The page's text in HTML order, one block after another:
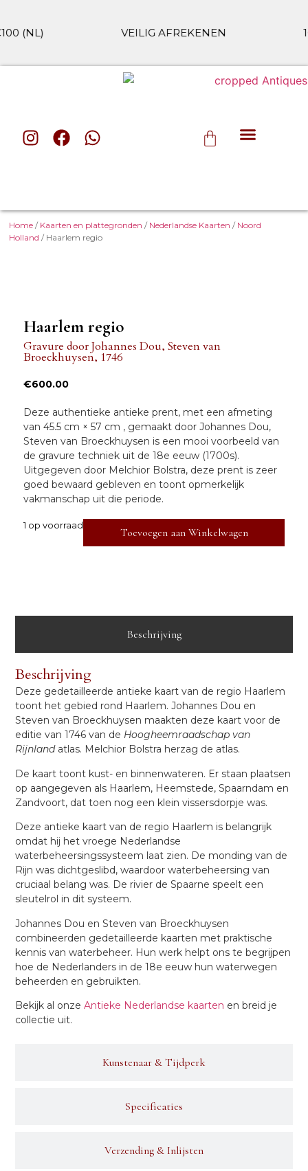
(NL) VEILIG AFREKENEN
Home / Kaarten en plattegronden / Nederlandse Kaarten / Noord
Holland / Haarlem regio
Haarlem regio
GravuredoorJohannes Dou, Steven van
Broeckhuysen, 1746
€600.00
Deze authentieke antieke prent, met een afmeting
van45.5 cm × 57 cm , gemaakt doorJohannes Dou,
Steven van Broeckhuysen is een mooi voorbeeld van
de gravure techniek uit de18e eeuw (1700s).
Uitgegeven door Melchior Bolstra, deze prent is zeer
goed bewaard gebleven en toont opmerkelijk
vakmanschap uit die periode.
1 op voorraad
Toevoegen aan Winkelwagen
Beschrijving
Kunstenaar & Tijdperk
Specificaties
Verzending & Inlijsten
Beschrijving
Deze gedetailleerde antieke kaart van de regio Haarlem
toont het gebied rond Haarlem. Johannes Dou en
Steven van Broeckhuysen maakten deze kaart voor de
editie van 1746 van de Hoogheemraadschap van
Rijnlandatlas. Melchior Bolstra herzag de atlas.
De kaart toont kust- en binnenwateren. Er staan plaatsen
op aangegeven als Haarlem, Heemstede, Spaarndam en
Zandvoort, dat toen nog een klein vissersdorpje was.
Deze antieke kaart van de regio Haarlem is belangrijk
omdat hij het vroege Nederlandse
waterbeheersingssysteem laat zien. De monding van de
Rijn was dichtgeslibd, waardoor waterbeheersing van
cruciaal belang was. De rivier de Spaarne speelt een
sleutelrol in dit systeem.
Johannes Dou en Steven van Broeckhuysen
combineerden gedetailleerde kaarten met praktische
kennis van waterbeheer. Hun werk helpt ons te begrijpen
hoe de Nederlanders in de 18e eeuw hun waterwegen
beheerden en gebruikten.
Bekijk al onzeAntieke Nederlandse kaarten en breid je
collectie uit.